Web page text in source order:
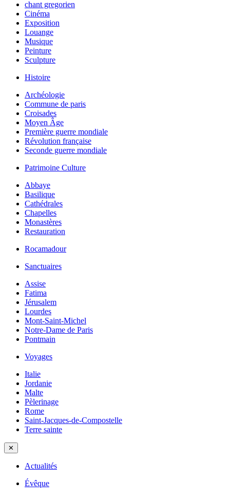
chant gregorien
Cinéma
Exposition
Louange
Musique
Peinture
Sculpture
Histoire
Archéologie
Commune de paris
Croisades
Moyen Âge
Première guerre mondiale
Révolution française
Seconde guerre mondiale
Patrimoine Culture
Abbaye
Basilique
Cathédrales
Chapelles
Monastères
Restauration
Rocamadour
Sanctuaires
Assise
Fatima
Jérusalem
Lourdes
Mont-Saint-Michel
Notre-Dame de Paris
Pontmain
Voyages
Italie
Jordanie
Malte
Pèlerinage
Rome
Saint-Jacques-de-Compostelle
Terre sainte
✕
Actualités
Évêque